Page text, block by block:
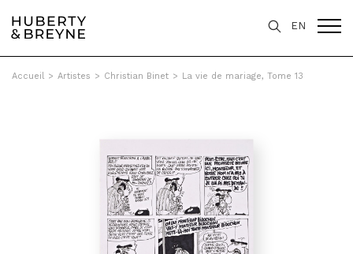
EN
Accueil > Artistes > Christian Binet > La vie de mariage, Tome 13